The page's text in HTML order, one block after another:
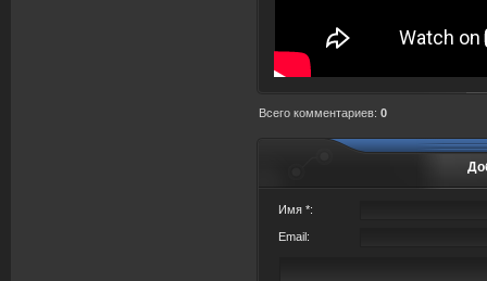
Всего комментариев: 0
Имя *:
Email: